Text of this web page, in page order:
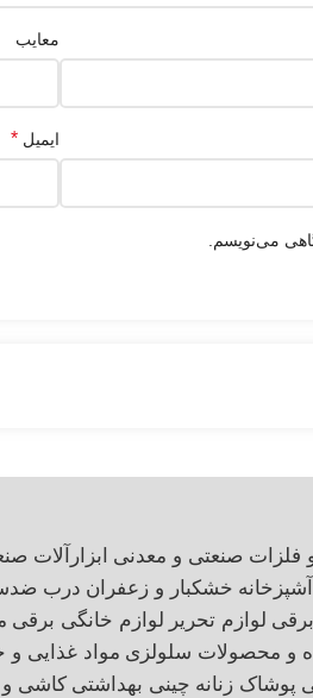
معایب
ایمیل *
می‌نویسم.
فلزات صنعتی و معدنی ابزارآلات
خشکبار و زعفران درب
لوازم تحریر لوازم خانگی برقی
و محصولات سلولزی مواد غذایی و
پوشاک زنانه چینی بهداشتی کاشی